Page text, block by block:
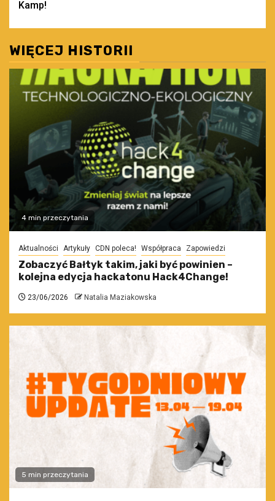
Kamp!
WIĘCEJ HISTORII
4 min przeczytania
Aktualności Artykuły CDN poleca! Współpraca Zapowiedzi
Zobaczyć Bałtyk takim, jaki być powinien –
kolejna edycja hackatonu Hack4Change!
23/06/2026 Natalia Maziakowska
5 min przeczytania